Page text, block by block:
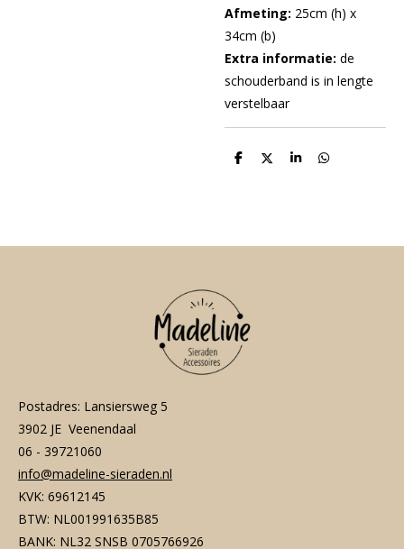
Afmeting: 25cm (h) x
34cm (b)
Extra informatie: de
schouderband is in lengte
verstelbaar
D
D
S
D
Postadres: Lansiersweg 5
3902 JE Veenendaal
06 - 39721060
info@madeline-sieraden.nl
KVK: 69612145
BTW: NL001991635B85
BANK: NL32 SNSB 0705766926